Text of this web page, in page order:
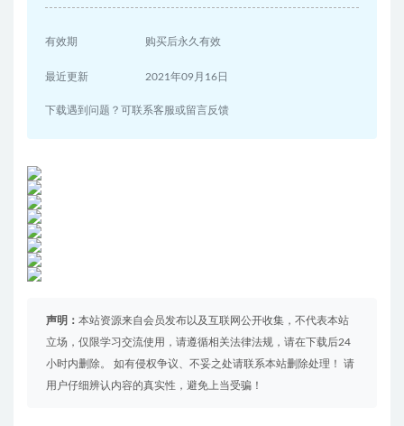
有效期 购买后永久有效
最近更新 2021年09月16日
下载遇到问题？可联系客服或留言反馈
声明： 本站资源来自会员发布以及互联网公开收集，不代表本站
立场，仅限学习交流使用，请遵循相关法律法规，请在下载后24
小时内删除。 如有侵权争议、不妥之处请联系本站删除处理！ 请
用户仔细辨认内容的真实性，避免上当受骗！